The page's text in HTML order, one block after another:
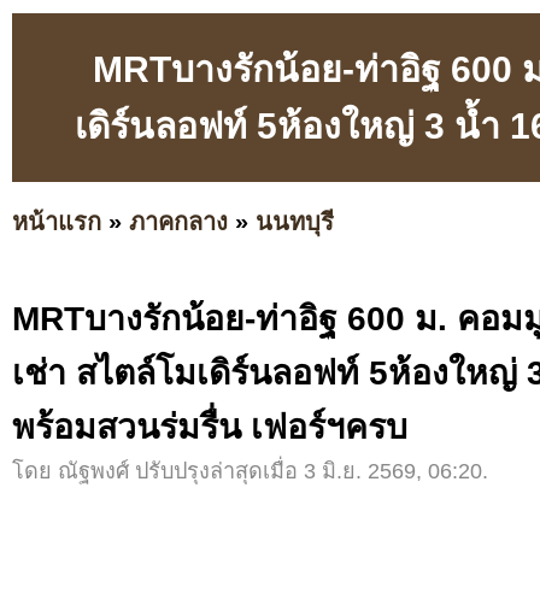
MRTบางรักน้อย-ท่าอิฐ 600
เดิร์นลอฟท์ 5ห้องใหญ่ 3 น้ำ
หน้าแรก » ภาคกลาง » นนทบุรี
MRTบางรักน้อย-ท่าอิฐ 600 ม. คอม
เช่า สไตล์โมเดิร์นลอฟท์ 5ห้องใหญ่
พร้อมสวนร่มรื่น เฟอร์ฯครบ
โดย ณัฐพงศ์ ปรับปรุงล่าสุดเมื่อ 3 มิ.ย. 2569, 06:20.